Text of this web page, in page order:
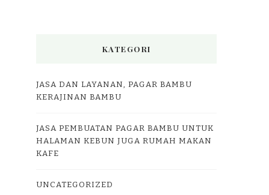
KATEGORI
JASA DAN LAYANAN, PAGAR BAMBU
KERAJINAN BAMBU
JASA PEMBUATAN PAGAR BAMBU UNTUK
HALAMAN KEBUN JUGA RUMAH MAKAN
KAFE
UNCATEGORIZED